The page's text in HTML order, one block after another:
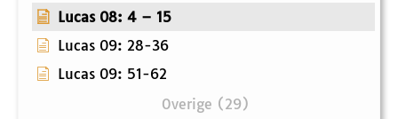
Lucas 08: 4 – 15
Lucas 09: 28-36
Lucas 09: 51-62
Overige (29)